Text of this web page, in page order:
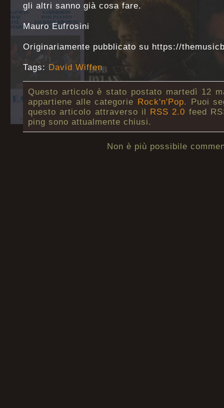
gli altri sanno già cosa fare.
Mauro Eufrosini
Originariamente pubblicato su https://
Tags: David Wiffen
Questo articolo è stato postato martedì 12
appartiene alle categorie Rock'n'Pop. Puoi
questo articolo attraverso il RSS 2.0 feed
ping sono attualmente chiusi.
Non è più possibile